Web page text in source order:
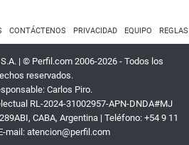
CONTÁCTENOS PRIVACIDAD EQUIPO
| © Perfil.com 2006-2026 - Todos los
reservados.
Carlos Piro.
RL-2024-31002957-APN-DNDA#MJ
, CABA, Argentina | Teléfono: +54 9 11
mail:atencion@perfil.com